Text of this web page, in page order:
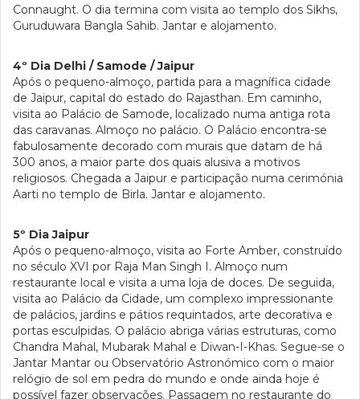
Connaught. O dia termina com visita ao templo dos Sikhs,
Guruduwara Bangla Sahib. Jantar e alojamento.
4º Dia Delhi / Samode / Jaipur
Após o pequeno-almoço, partida para a magnífica cidade
de Jaipur, capital do estado do Rajasthan. Em caminho,
visita ao Palácio de Samode, localizado numa antiga rota
das caravanas. Almoço no palácio. O Palácio encontra-se
fabulosamente decorado com murais que datam de há
300 anos, a maior parte dos quais alusiva a motivos
religiosos. Chegada a Jaipur e participação numa cerimónia
Aarti no templo de Birla. Jantar e alojamento.
5º Dia Jaipur
Após o pequeno-almoço, visita ao Forte Amber, construído
no século XVI por Raja Man Singh I. Almoço num
restaurante local e visita a uma loja de doces. De seguida,
visita ao Palácio da Cidade, um complexo impressionante
de palácios, jardins e pátios requintados, arte decorativa e
portas esculpidas. O palácio abriga várias estruturas, como
Chandra Mahal, Mubarak Mahal e Diwan-I-Khas. Segue-se o
Jantar Mantar ou Observatório Astronómico com o maior
relógio de sol em pedra do mundo e onde ainda hoje é
possível fazer observações. Passagem no restaurante do